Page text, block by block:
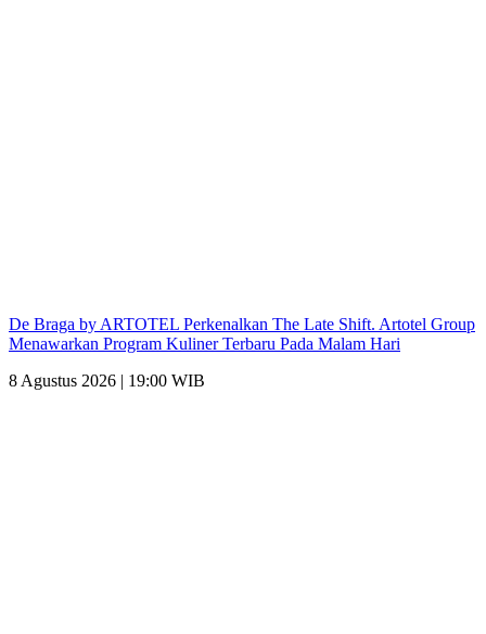
De Braga by ARTOTEL Perkenalkan The Late Shift. Artotel Group
Menawarkan Program Kuliner Terbaru Pada Malam Hari
8 Agustus 2026 | 19:00 WIB